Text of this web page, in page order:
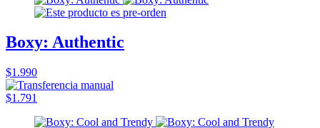
Boxy: Authentic
$1.990
$1.791